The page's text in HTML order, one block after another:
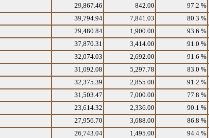
29,867.46 842.00 97.2 %
39,794.94 7,841.03 80.3 %
29,480.84 1,900.00 93.6 %
37,870.31 3,414.00 91.0 %
32,074.03 2,692.00 91.6 %
31,092.08 5,297.78 83.0 %
32,375.39 2,855.00 91.2 %
31,503.47 7,000.00 77.8 %
23,614.32 2,336.00 90.1 %
27,956.70 3,688.00 86.8 %
26,743.04 1,495.00 94.4 %